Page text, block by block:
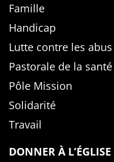
Famille
Handicap
Lutte contre les abus
Pastorale de la santé
Pôle Mission
Solidarité
Travail
DONNER À L’ÉGLISE